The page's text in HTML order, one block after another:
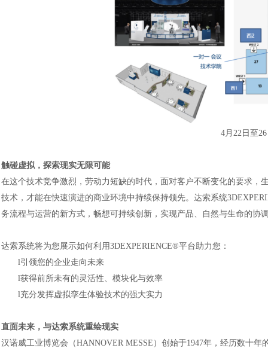
4月22日至
触碰虚拟，探索现实无限可能
在这个技术竞争激烈，劳动力短缺的时代，面对客户不断变化的要求
技术，才能在快速演进的商业环境中持续保持领先。达索系统
务流程与运营的新方式，畅想可持续创新，实现产品、自然与生命的协
达索系统将为您展示如何利用3DEXPERIENCE®平台助力您：
l引领您的企业走向未来
l获得前所未有的灵活性、模块化与效率
l充分发挥虚拟孪生体验技术的强大实力
直面未来，与达索系统重绘现实
汉诺威工业博览会（HANNOVER MESSE）创始于1947年，经历数十